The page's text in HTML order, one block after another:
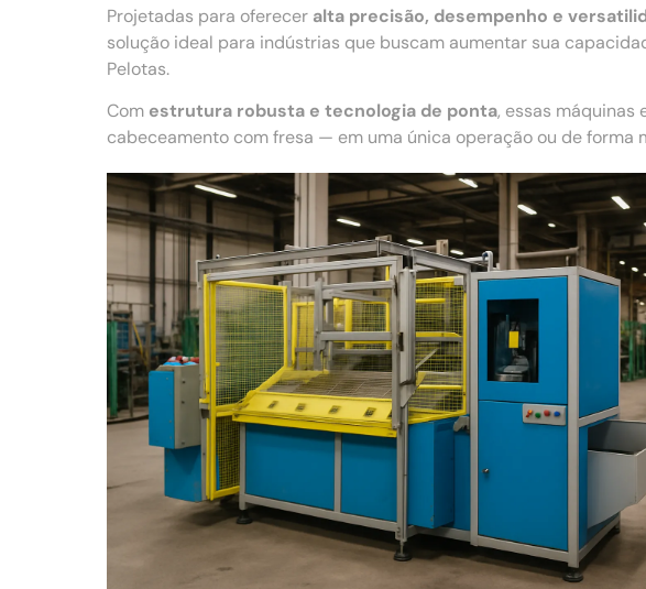
Projetadas para oferecer alta precisão, desempenho e
solução ideal para indústrias que buscam aumentar sua
Pelotas.
Com estrutura robusta e tecnologia de ponta, essas
cabeceamento com fresa — em uma única operação ou de forma